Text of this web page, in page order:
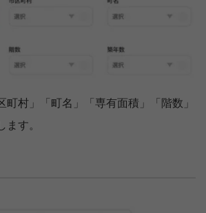
町村」「町名」「専有面積」「階数」
ます。